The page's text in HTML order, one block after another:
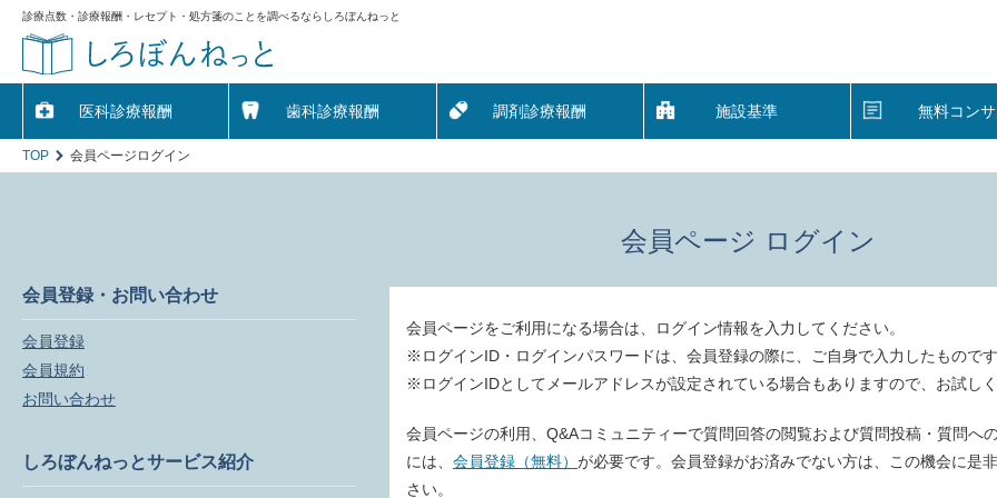
診療点数・診療報酬・レセプト・処方箋のことを調べるならしろぼんねっと
医科診療報酬 歯科診療報酬 調剤診療報酬 施設基準 無料コン
TOP 会員ページログイン
会員ページ ログイン
会員登録・お問い合わせ
会員登録
会員規約
お問い合わせ
しろぼんねっとサービス紹介
会員ページをご利用になる場合は、ログイン情報を入力してください。
※ログインID・ログインパスワードは、会員登録の際に、ご自身で入力したもので
※ログインIDとしてメールアドレスが設定されている場合もありますので、お試し
会員ページの利用、Q&Aコミュニティーで質問回答の閲覧および質問投稿・質問へ
には、 会員登録（無料） が必要です。会員登録がお済みでない方は、この機会に是
さい。